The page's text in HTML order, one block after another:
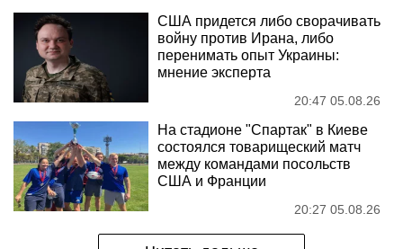
США придется либо сворачивать
войну против Ирана, либо
перенимать опыт Украины:
мнение эксперта
20:47 05.08.26
На стадионе "Спартак" в Киеве
состоялся товарищеский матч
между командами посольств
США и Франции
20:27 05.08.26